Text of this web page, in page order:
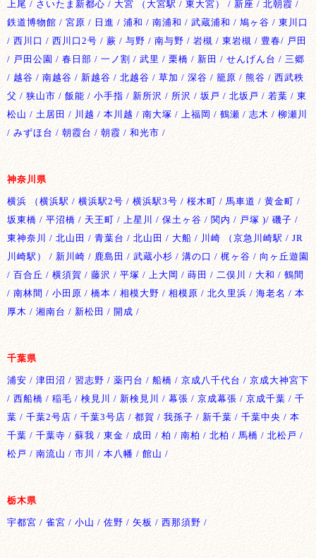
上尾 / さいたま新都心 / 大宮 （大宮駅 / 東大宮） / 新座 / 北朝霞 /
鉄道博物館 / 宮原 / 日進 / 浦和 / 南浦和 / 武蔵浦和 / 鳩ヶ谷 / 東川口
/ 西川口 / 西川口2号 / 蕨 / 与野 / 南与野 / 岩槻 / 東岩槻 / 豊春/ 戸田
/ 戸田公園 / 春日部 / 一ノ割 / 武里 / 栗橋 / 新田 / せんげん台 / 三郷
/ 越谷 / 南越谷 / 新越谷 / 北越谷 / 草加 / 深谷 / 籠原 / 熊谷 / 西武秩
父 / 狭山市 / 飯能 / 小手指 / 新所沢 / 所沢 / 坂戸 / 北坂戸 / 若葉 / 東
松山 / 土居田 / 川越 / 本川越 / 南大塚 / 上福岡 / 鶴瀬 / 志木 / 柳瀬川
/ みずほ台 / 朝霞台 / 朝霞 / 和光市 /
神奈川県
横浜 （横浜駅 / 横浜駅2号 / 横浜駅3号 / 桜木町 / 馬車道 / 黄金町 /
坂東橋 / 平沼橋 / 天王町 / 上星川 / 保土ヶ谷 / 関内 / 戸塚 )/ 磯子 /
東神奈川 / 北山田 / 青葉台 / 北山田 / 大船 / 川崎 （京急川崎駅 / JR
川崎駅） / 新川崎 / 鹿島田 / 武蔵小杉 / 溝の口 / 梶ヶ谷 / 向ヶ丘遊園
/ 百合丘 / 横須賀 / 藤沢 / 平塚 / 上大岡 / 蒔田 / 二俣川 / 大和 / 鶴間
/ 南林間 / 小田原 / 橋本 / 相模大野 / 相模原 / 北久里浜 / 海老名 / 本
厚木 / 湘南台 / 新松田 / 開成 /
千葉県
浦安 / 津田沼 / 習志野 / 薬円台 / 船橋 / 京成八千代台 / 京成大神宮下
/ 西船橋 / 稲毛 / 検見川 / 新検見川 / 幕張 / 京成幕張 / 京成千葉 / 千
葉 / 千葉2号店 / 千葉3号店 / 都賀 / 我孫子 / 新千葉 / 千葉中央 / 本
千葉 / 千葉寺 / 蘇我 / 東金 / 成田 / 柏 / 南柏 / 北柏 / 馬橋 / 北松戸 /
松戸 / 南流山 / 市川 / 本八幡 / 館山 /
栃木県
宇都宮 / 雀宮 / 小山 / 佐野 / 矢板 / 西那須野 /